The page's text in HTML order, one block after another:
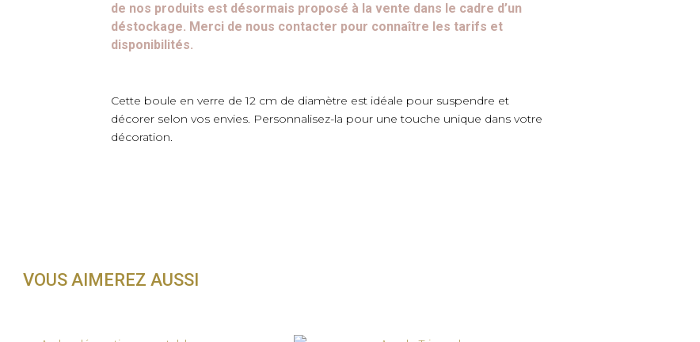
de nos produits est désormais proposé à la vente dans le cadre d’un
déstockage. Merci de nous contacter pour connaître les tarifs et
disponibilités.
Cette boule en verre de 12 cm de diamètre est idéale pour suspendre et
décorer selon vos envies. Personnalisez-la pour une touche unique dans votre
décoration.
VOUS AIMEREZ AUSSI